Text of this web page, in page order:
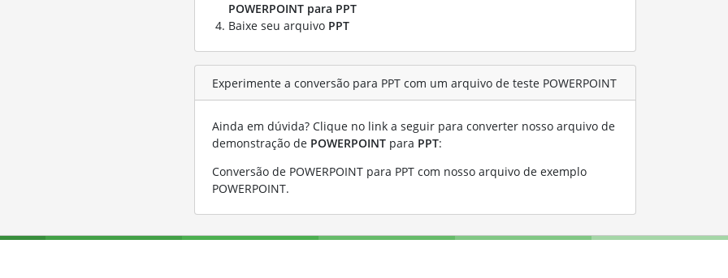
POWERPOINT para PPT
Baixe seu arquivo PPT
Experimente a conversão para PPT com um arquivo de teste POWERPOINT
Ainda em dúvida? Clique no link a seguir para converter nosso arquivo de
demonstração de POWERPOINT para PPT:
Conversão de POWERPOINT para PPT com nosso arquivo de exemplo
POWERPOINT.